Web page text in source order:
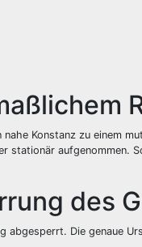
Konstanz zu einem
stationär aufgenommen.
des
abgesperrt. Die genaue